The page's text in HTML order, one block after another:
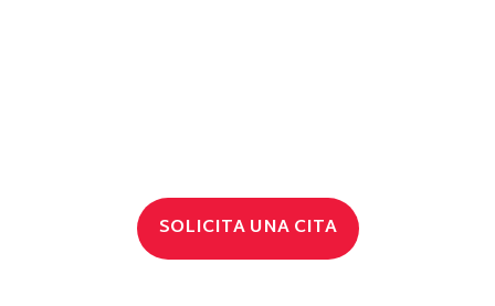
SOLICITA UNA CITA